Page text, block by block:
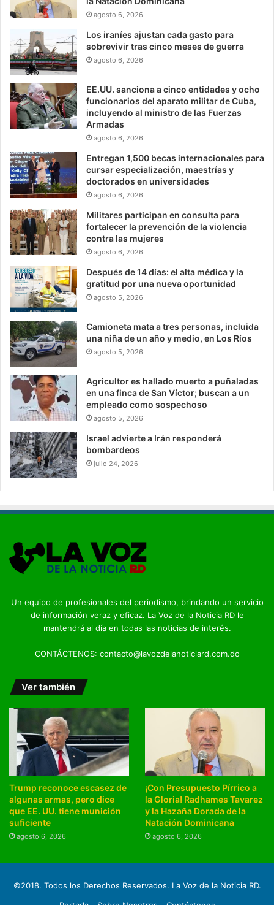
agosto 6, 2026
Los iraníes ajustan cada gasto para
sobrevivir tras cinco meses de guerra
agosto 6, 2026
EE.UU. sanciona a cinco entidades y ocho
funcionarios del aparato militar de Cuba,
incluyendo al ministro de las Fuerzas
Armadas
agosto 6, 2026
Entregan 1,500 becas internacionales para
cursar especialización, maestrías y
doctorados en universidades
agosto 6, 2026
Militares participan en consulta para
fortalecer la prevención de la violencia
contra las mujeres
agosto 6, 2026
Después de 14 días: el alta médica y la
gratitud por una nueva oportunidad
agosto 5, 2026
Camioneta mata a tres personas, incluida
una niña de un año y medio, en Los Ríos
agosto 5, 2026
Agricultor es hallado muerto a puñaladas
en una finca de San Víctor; buscan a un
empleado como sospechoso
agosto 5, 2026
Israel advierte a Irán responderá
bombardeos
julio 24, 2026
Un equipo de profesionales del periodismo, brindando un servicio
de información veraz y eficaz. La Voz de la Noticia RD le
mantendrá al día en todas las noticias de interés.
CONTÁCTENOS: contacto@lavozdelanoticiard.com.do
Ver también
Trump reconoce escasez de
algunas armas, pero dice
que EE. UU. tiene munición
suficiente
agosto 6, 2026
¡Con Presupuesto Pírrico a
la Gloria! Radhames Tavarez
y la Hazaña Dorada de la
Natación Dominicana
agosto 6, 2026
©2018. Todos los Derechos Reservados. La Voz de la Noticia RD.